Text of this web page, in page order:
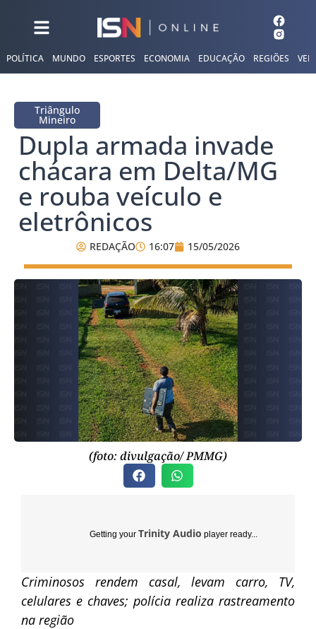
POLÍTICA MUNDO ESPORTES ECONOMIA EDUCAÇÃO REGIÕES
Triângulo
Mineiro
Dupla armada invade
chácara em Delta/MG
e rouba veículo e
eletrônicos
REDAÇÃO 16:07 15/05/2026
(foto: divulgação/ PMMG)
Getting your Trinity Audio player ready...
Criminosos rendem casal, levam carro, TV,
celulares e chaves; polícia realiza rastreamento
na região